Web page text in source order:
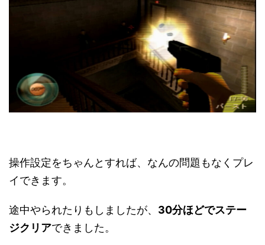
操作設定をちゃんとすれば、なんの問題もなくプレ
イできます。
途中やられたりもしましたが、 30分ほどでステー
ジクリアできました。